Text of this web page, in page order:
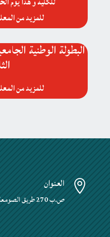
للمزيد من
البطولة الوطنية
للمزيد من
 العنوان
ص.ب 270 طريق الصومعة البليدة